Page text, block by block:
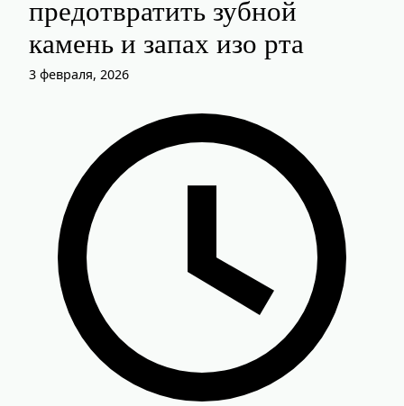
предотвратить зубной
камень и запах изо рта
3 февраля, 2026